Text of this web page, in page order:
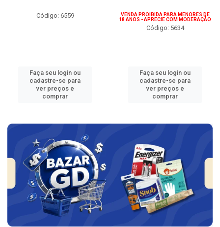
Código: 6559
Faça seu login ou
cadastre-se para
ver preços e
comprar
VENDA PROIBIDA PARA MENORES DE
18 ANOS - APRECIE COM MODERAÇÃO
Código: 5634
Faça seu login ou
cadastre-se para
ver preços e
comprar